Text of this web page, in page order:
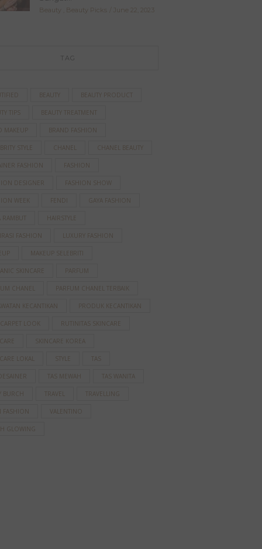
Beauty Beauty Picks June 22, 2023
TAG
BEAUTY BEAUTY PRODUCT
TIPS BEAUTY TREATMENT
MAKEUP BRAND FASHION
STYLE CHANEL CHANEL BEAUTY
FASHION FASHION
DESIGNER FASHION SHOW
WEEK FENDI GAYA FASHION
RAMBUT HAIRSTYLE
FASHION LUXURY FASHION
MAKEUP SELEBRITI
SKINCARE PARFUM
CHANEL PARFUM CHANEL TERBAIK
KECANTIKAN PRODUK KECANTIKAN
LOOK RUTINITAS SKINCARE
SKINCARE KOREA
LOKAL STYLE TAS
TAS MEWAH TAS WANITA
BURCH TRAVEL TRAVELLING
FASHION VALENTINO
GLOWING